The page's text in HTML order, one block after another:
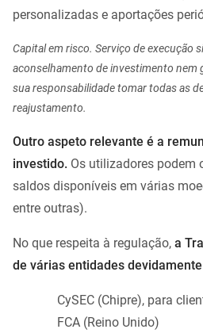
personalizadas e aportações
Capital em risco. Serviço de execução
aconselhamento de investimento nem
sua responsabilidade tomar todas as
reajustamento.
Outro aspeto relevante é a
investido. Os utilizadores podem
saldos disponíveis em várias
entre outras).
No que respeita à regulação, a
de várias entidades
CySEC (Chipre), para
FCA (Reino Unido)